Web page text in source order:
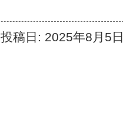
投稿日: 2025年8月5